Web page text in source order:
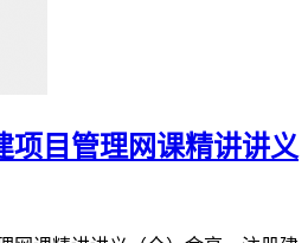
项目管理网课精讲讲义